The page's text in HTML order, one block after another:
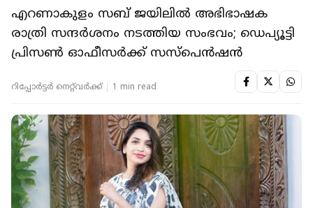
എറണാകുളം സബ് ജയിലില്‍ അഭിഭാഷക
രാത്രി സന്ദര്‍ശനം നടത്തിയ സംഭവം; ഡെപ്യൂട്ടി
പ്രിസണ്‍ ഓഫീസര്‍ക്ക് സസ്‌പെന്‍ഷന്‍
റിപ്പോർട്ടർ നെറ്റ്‌വര്‍ക്ക്‌ 1 min read